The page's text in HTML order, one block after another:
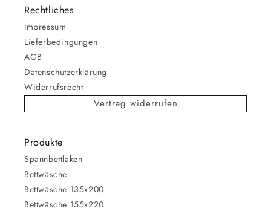
Rechtliches
Impressum
Lieferbedingungen
AGB
Datenschutzerklärung
Widerrufsrecht
Vertrag widerrufen
Produkte
Spannbettlaken
Bettwäsche
Bettwäsche 135x200
Bettwäsche 155x220